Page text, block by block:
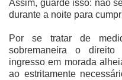
Assim, guarde isso: não
durante a noite para
Por se tratar de
sobremaneira o
ingresso em morada
ao estritamente